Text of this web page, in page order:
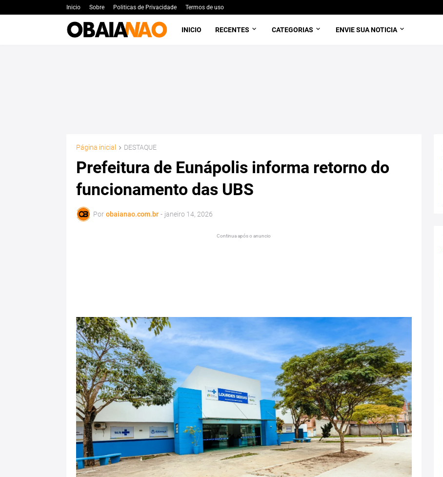
Inicio Sobre Politicas de Privacidade Termos de uso
INICIO RECENTES CATEGORIAS ENVIE SUA NOTICIA
Página inicial DESTAQUE
Prefeitura de Eunápolis informa retorno do
funcionamento das UBS
Por obaianao.com.br - janeiro 14, 2026
Continua após o anuncio